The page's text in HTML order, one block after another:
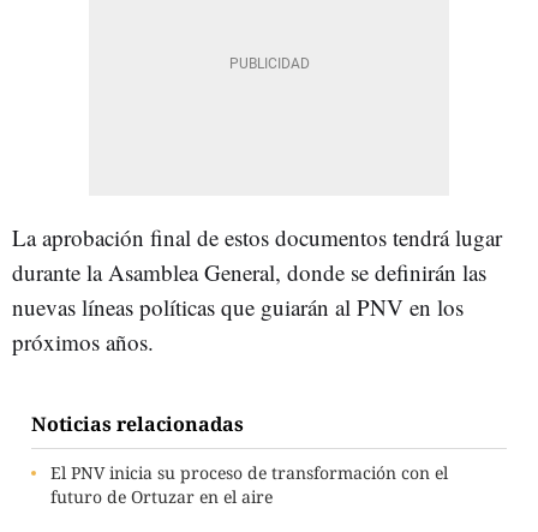
La aprobación final de estos documentos tendrá lugar
durante la Asamblea General, donde se definirán las
nuevas líneas políticas que guiarán al PNV en los
próximos años.
Noticias relacionadas
El PNV inicia su proceso de transformación con el
futuro de Ortuzar en el aire